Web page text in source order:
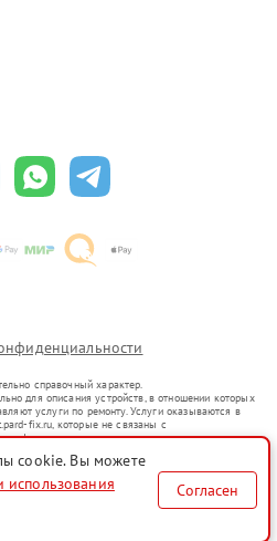
справочный характер.
для описания устройств, в отношении которых
услуги по ремонту. Услуги оказываются в
fix.ru, которые не связаны с
официальными представителями.
введенных в гражданский оборот в соответствии
цели индивидуализации услуг или введения
информирования о предоставляемых услугах по
публичной офертой, определяемой
РФ
cookie. Вы можете
использования
Согласен